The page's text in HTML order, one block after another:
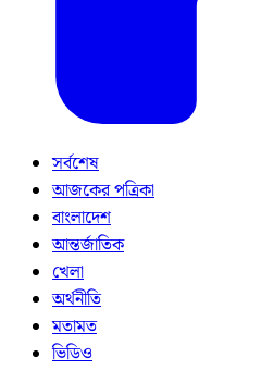
সর্বশেষ
আজকের পত্রিকা
বাংলাদেশ
আন্তর্জাতিক
খেলা
অর্থনীতি
মতামত
ভিডিও